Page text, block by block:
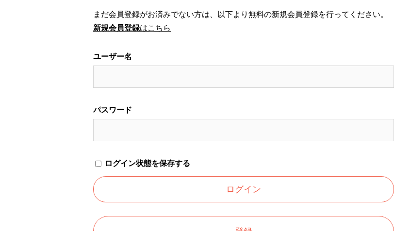
まだ会員登録がお済みでない方は、以下より無料の新規会員登録を行ってください。
新規会員登録はこちら
ユーザー名
パスワード
ログイン状態を保存する